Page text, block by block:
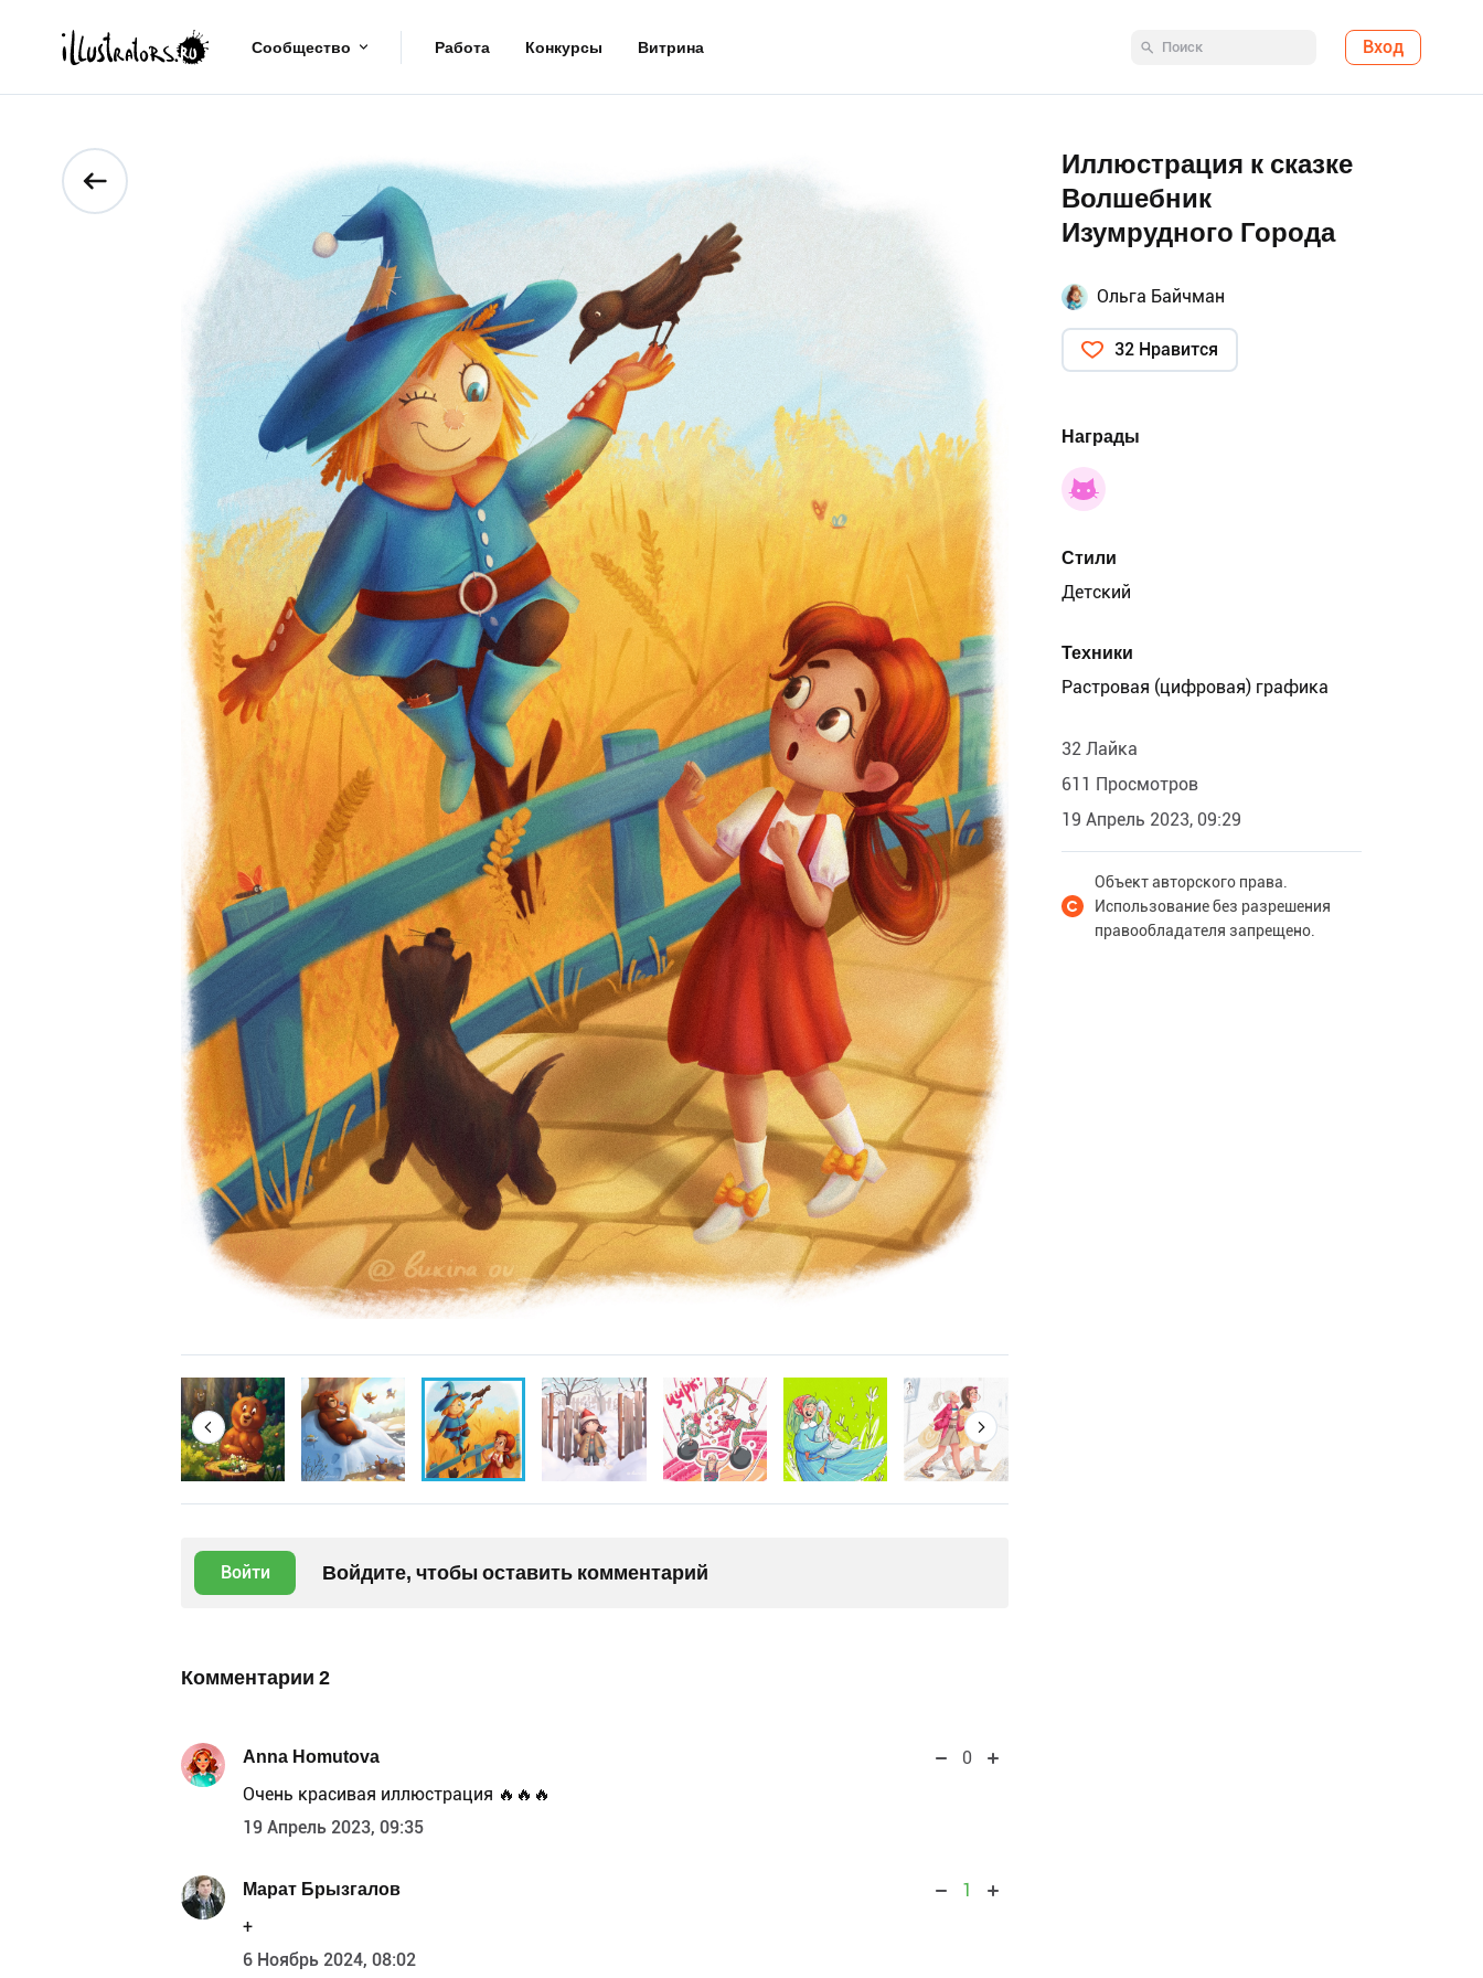
Сообщество Работа Конкурсы Витрина Вход
Войти Войдите, чтобы оставить комментарий
Комментарии 2
Anna Homutova
0
Очень красивая иллюстрация 🔥🔥🔥
19 Апрель 2023, 09:35
Марат Брызгалов
1
+
6 Ноябрь 2024, 08:02
Иллюстрация к сказке
Волшебник
Изумрудного Города
Ольга Байчман
32 Нравится
Награды
Стили
Детский
Техники
Растровая (цифровая) графика
32 Лайка
611 Просмотров
19 Апрель 2023, 09:29
Объект авторского права.
Использование без разрешения
правообладателя запрещено.